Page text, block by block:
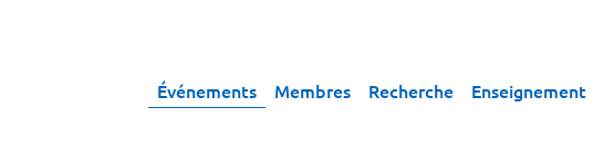
Événements Membres Recherche Enseignement